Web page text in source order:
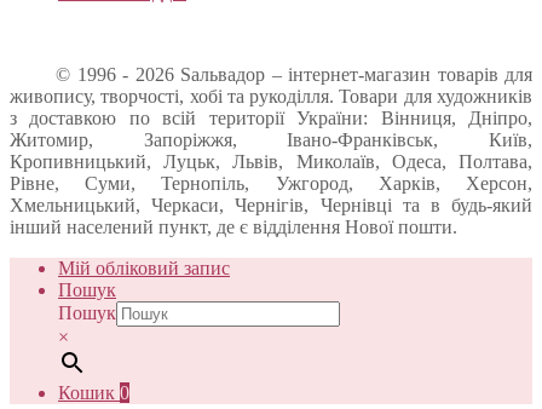
© 1996 - 2026 Sальвадор – інтернет-магазин товарів для
живопису, творчості, хобі та рукоділля. Товари для художників
з доставкою по всій території України: Вінниця, Дніпро,
Житомир, Запоріжжя, Івано-Франківськ, Київ,
Кропивницький, Луцьк, Львів, Миколаїв, Одеса, Полтава,
Рівне, Суми, Тернопіль, Ужгород, Харків, Херсон,
Хмельницький, Черкаси, Чернігів, Чернівці та в будь-який
інший населений пункт, де є відділення Нової пошти.
Мій обліковий запис
Пошук
Пошук
×
Кошик 0